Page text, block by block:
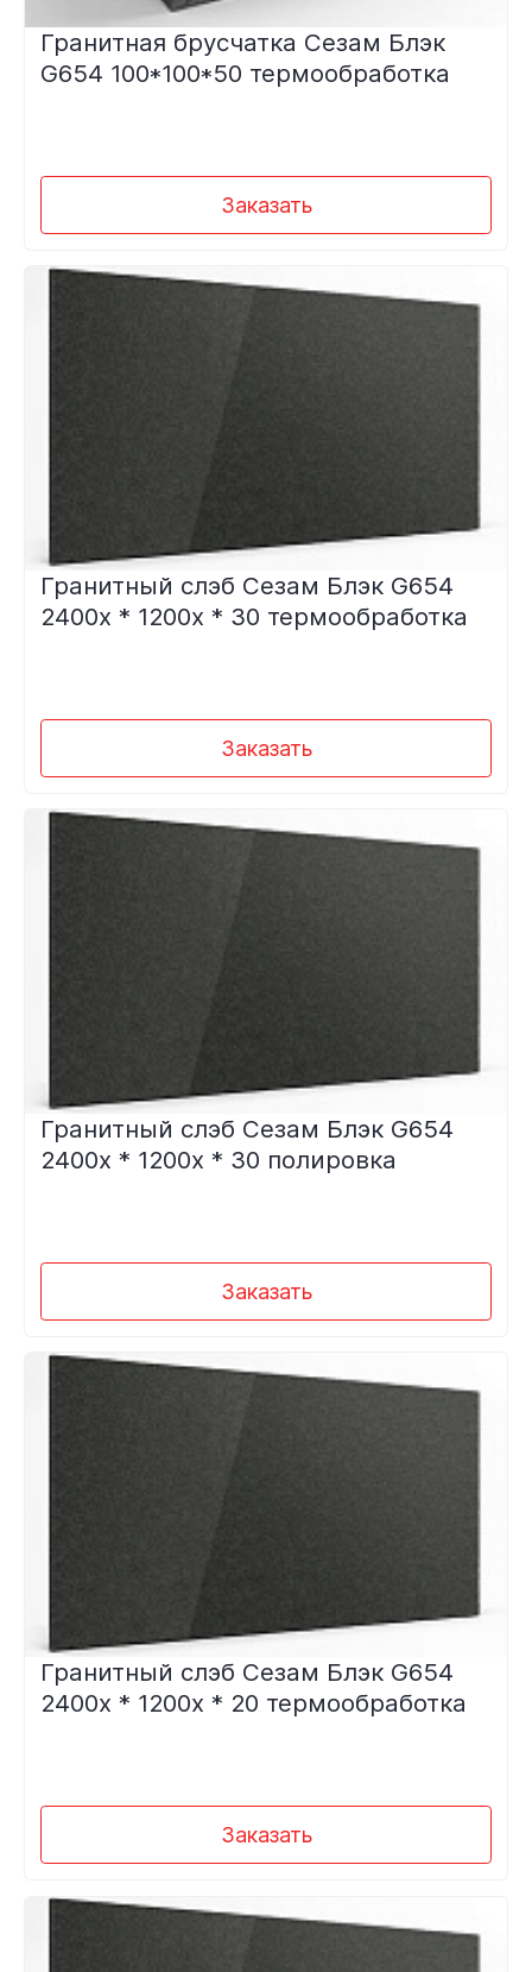
Гранитная брусчатка Сезам Блэк
G654 100*100*50 термообработка
Заказать
Гранитный слэб Сезам Блэк G654
2400х * 1200х * 30 термообработка
Заказать
Гранитный слэб Сезам Блэк G654
2400х * 1200х * 30 полировка
Заказать
Гранитный слэб Сезам Блэк G654
2400х * 1200х * 20 термообработка
Заказать